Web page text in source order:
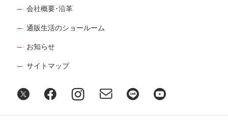
会社概要･沿革
通販生活のショールーム
お知らせ
サイトマップ